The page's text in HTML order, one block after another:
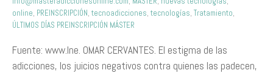
online, PREINSCRIPCIÓN, tecnoadicciones, tecnologías, Tratamiento,
ÚLTIMOS DÍAS PREINSCRIPCIÓN MÁSTER
Fuente: www.lne. OMAR CERVANTES. El estigma de las
adicciones, los juicios negativos contra quienes las padecen,